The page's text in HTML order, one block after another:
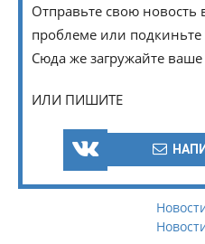
Отправьте свою новость
проблеме или
Сюда же загружайте
ИЛИ ПИШИТЕ